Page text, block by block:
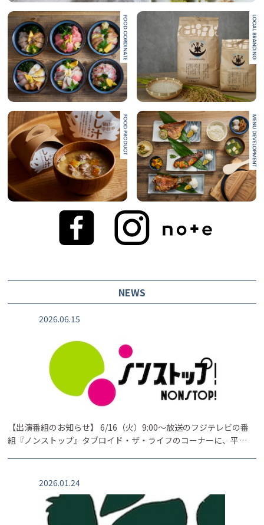
NEWS
2026.06.15
【出演番組のお知らせ】 6/16（火）9:00〜放送のフジテレビの番
組『ノンストップ』タブロイド・ザ・ライフのコーナーに、平…
2026.01.24